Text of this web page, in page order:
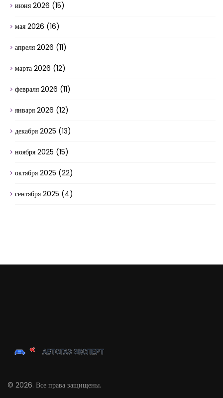
июня 2026 (15)
мая 2026 (16)
апреля 2026 (11)
марта 2026 (12)
февраля 2026 (11)
января 2026 (12)
декабря 2025 (13)
ноября 2025 (15)
октября 2025 (22)
сентября 2025 (4)
© 2026. Все права защищены.